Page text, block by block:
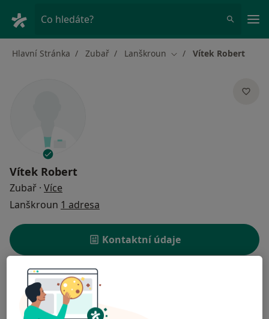
Co hledáte?
Hlavní Stránka Zubař Lanškroun Změna města
Vítek Robert
Vítek Robert
Zubař · Více
Lanškroun 1 adresa
Kontaktní údaje
Rezervovat termín
Ceník Adresy